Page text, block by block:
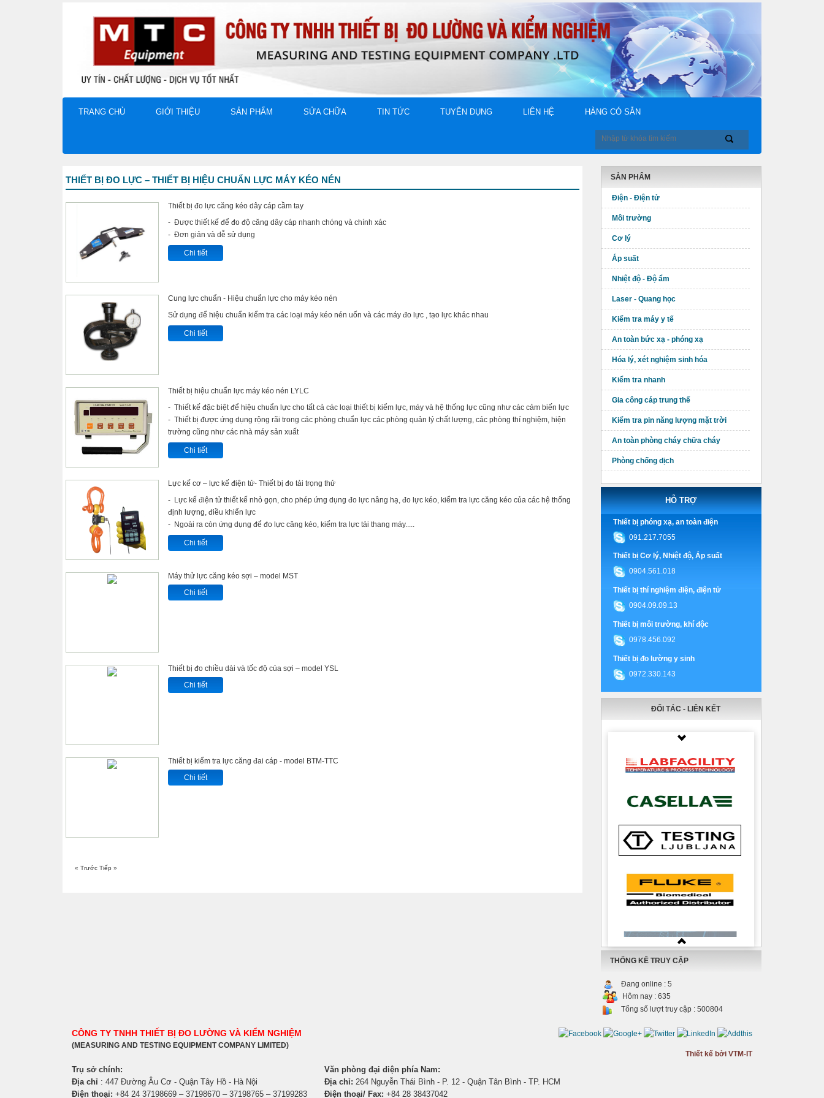
TRANG CHỦ GIỚI THIỆU SẢN PHẨM SỬA CHỮA TIN TỨC TUYỂN DỤNG LIÊN HỆ HÀNG CÓ SẴN
THIẾT BỊ ĐO LỰC – THIẾT BỊ HIỆU CHUẨN LỰC MÁY KÉO NÉN
Thiết bị đo lực căng kéo dây cáp cầm tay
- Được thiết kế để đo độ căng dây cáp nhanh chóng và chính xác
- Đơn giản và dễ sử dụng
Chi tiết
Cung lực chuẩn - Hiệu chuẩn lực cho máy kéo nén
Sử dụng để hiệu chuẩn kiểm tra các loại máy kéo nén uốn và các máy đo lực , tạo lực khác nhau
Chi tiết
Thiết bị hiệu chuẩn lực máy kéo nén LYLC
- Thiết kế đặc biệt để hiệu chuẩn lực cho tất cả các loại thiết bị kiểm lực, máy và hệ thống lực cũng như các cảm biến lực
- Thiết bị được ứng dụng rộng rãi trong các phòng chuẩn lực các phòng quản lý chất lượng, các phòng thí nghiệm, hiện
trường cũng như các nhà máy sản xuất
Chi tiết
Lực kế cơ – lực kế điện tử- Thiết bị đo tải trọng thử
- Lực kế điện tử thiết kế nhỏ gọn, cho phép ứng dụng đo lực nâng hạ, đo lực kéo, kiểm tra lực căng kéo của các hệ thống
định lượng, điều khiển lực
- Ngoài ra còn ứng dụng để đo lực căng kéo, kiểm tra lực tải thang máy.....
Chi tiết
Máy thử lực căng kéo sợi – model MST
Chi tiết
Thiết bị đo chiều dài và tốc độ của sợi – model YSL
Chi tiết
Thiết bị kiểm tra lực căng đai cáp - model BTM-TTC
Chi tiết
« Trước Tiếp »
SẢN PHẨM
Điện - Điện tử
Môi trường
Cơ lý
Áp suất
Nhiệt độ - Độ ẩm
Laser - Quang học
Kiểm tra máy y tế
An toàn bức xạ - phóng xạ
Hóa lý, xét nghiệm sinh hóa
Kiểm tra nhanh
Gia công cáp trung thế
Kiểm tra pin năng lượng mặt trời
An toàn phòng cháy chữa cháy
Phòng chống dịch
HỖ TRỢ
Thiết bị phóng xạ, an toàn điện
091.217.7055
Thiết bị Cơ lý, Nhiệt độ, Áp suất
0904.561.018
Thiết bị thí nghiệm điện, điện tử
0904.09.09.13
Thiết bị môi trường, khí độc
0978.456.092
Thiết bị đo lường y sinh
0972.330.143
ĐỐI TÁC - LIÊN KẾT
THỐNG KÊ TRUY CẬP
Đang online : 5
Hôm nay : 635
Tổng số lượt truy cập : 500804
CÔNG TY TNHH THIẾT BỊ ĐO LƯỜNG VÀ KIỂM NGHIỆM
(MEASURING AND TESTING EQUIPMENT COMPANY LIMITED)
Trụ sở chính:
Địa chỉ : 447 Đường Âu Cơ - Quận Tây Hồ - Hà Nội
Điện thoại: +84 24 37198669 – 37198670 – 37198765 – 37199283
Văn phòng đại diện phía Nam:
Địa chỉ: 264 Nguyễn Thái Bình - P. 12 - Quận Tân Bình - TP. HCM
Điện thoại/ Fax: +84 28 38437042
Thiết kế bởi VTM-IT